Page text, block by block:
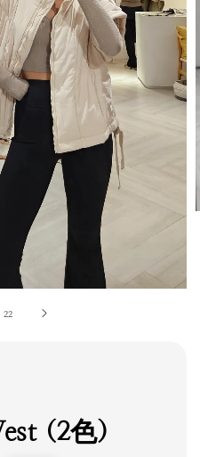
22
(2色)